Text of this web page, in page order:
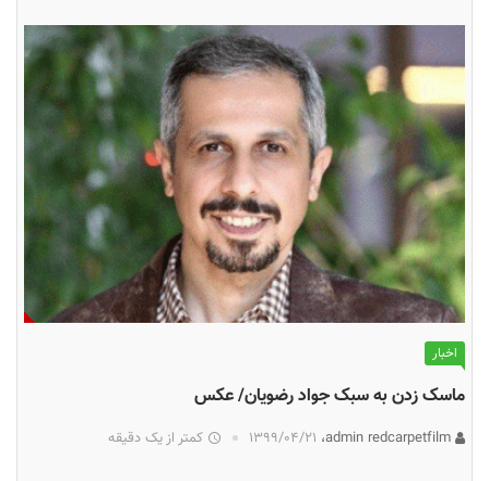
اخبار
ماسک زدن به سبک جواد رضویان/ عکس
۱۳۹۹/۰۴/۲۱ کمتر از یک دقیقه